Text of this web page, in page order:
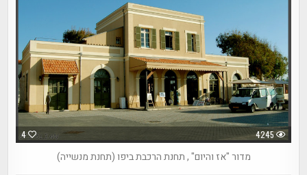
4 4245
מדור "אז והיום" , תחנת הרכבת ביפו (תחנת מנשייה)